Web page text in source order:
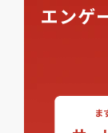
エンゲ